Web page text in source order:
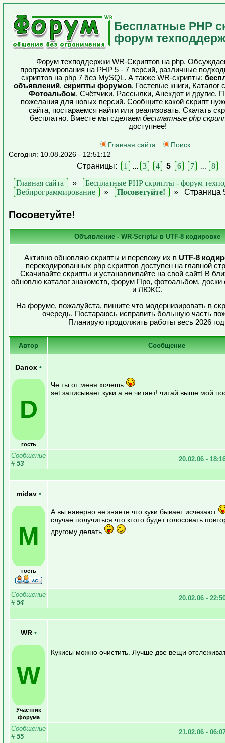
Бесплатные PHP
форум
Форум техподдержки WR-Скриптов на php.
программирования на PHP 5 - 7 версий, различные
скриптов на php 7 без MySQL. А также WR-скрипты:
объявлений, скрипты форумов, Гостевые книги, Каталог
Фотоальбом, Счётчики, Рассылки, Анекдот и другие.
пожелания для новых версий. Сообщите какой скрипт
сайта, постараемся найти или реализовать. Скачать
бесплатно. Вместе мы сделаем бесплатные php
доступнее!
Главная сайта
Поиск
Сегодня: 10.08.2026 - 12:51:12
Страницы: 1 ... 3 4 5 6 7 ... 8
Главная сайта
»
Бесплатные PHP скрипты - форум
Вебпрограммирование
» Посоветуйте! » Страница
Посоветуйте!
Объявление - WR-Scriptы в UTF-8 кодировке
Активно обновляю скрипты и перевожу их в UTF-8
перекодированных php скриптов доступен на главной
Скачивайте скрипты и устанавливайте на свой сайт! В
обновлю каталог знакомств, форум Про, фотоальбом, доски
и ЛЮКС.
На форуме, пожалуйста, пишите что модернизировать в
очередь. Постараюсь исправить большую часть
Планирую продолжить работы весь 2026
Автор Сообщение
Danox •
D
гость
Че ты от меня хочешь
set записывает куки а не читает! читай выше мой
Сообщение
# 53
20.02.06 -
midav •
M
гость
А вы наверно не знаете что куки бывает исчезают
случае получиться что ктото будет голосовать
другому делать
Сообщение
# 54
20.02.06 -
WR •
W
Участник
форума
Кукисы можно очистить. Лучше две вещи
Сообщение
# 55
21.02.06 -